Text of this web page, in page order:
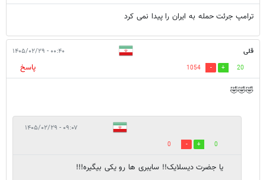
ترامپ جرئت حمله به ایران را پیدا نمی کرد
قلی ۰۰:۴۰ - ۱۴۰۵/۰۲/۲۹
20
1054
پاسخ
🤣🤣🤣
۰۹:۰۷ - ۱۴۰۵/۰۲/۲۹
0
0
یا جضرت دیسلایک!! سایبری ها رو یکی بیگیره!!!